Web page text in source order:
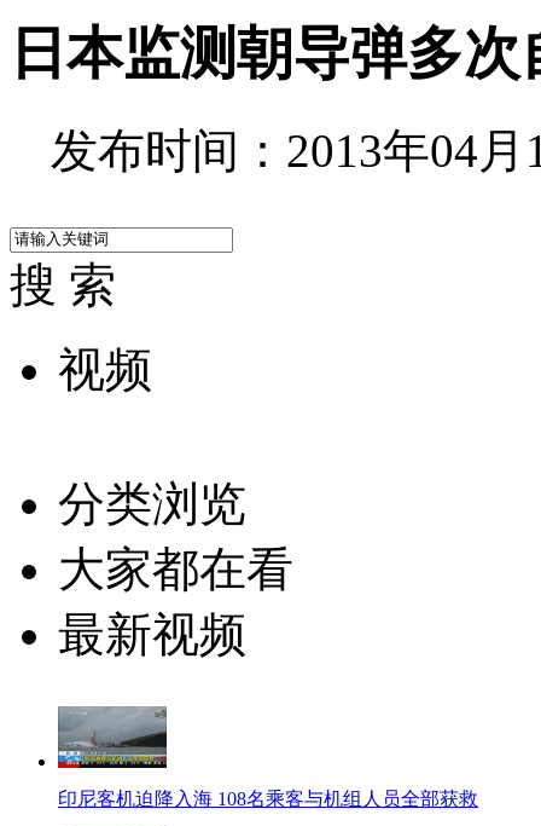
日本监测朝导弹多
发布时间：2013年04月
搜 索
视频
分类浏览
大家都在看
最新视频
印尼客机迫降入海 108名乘客与机组人员全部获救